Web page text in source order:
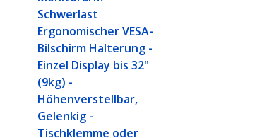
Schwerlast
Ergonomischer VESA-
Bilschirm Halterung -
Einzel Display bis 32"
(9kg) -
Höhenverstellbar,
Gelenkig -
Tischklemme oder